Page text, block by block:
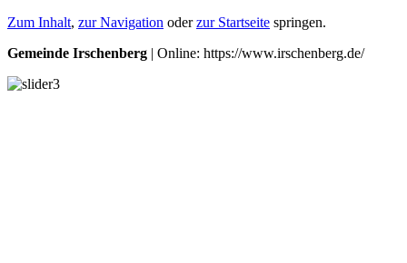
Zum Inhalt, zur Navigation oderzur Startseite springen.
Gemeinde Irschenberg | Online: https://www.irschenberg.de/